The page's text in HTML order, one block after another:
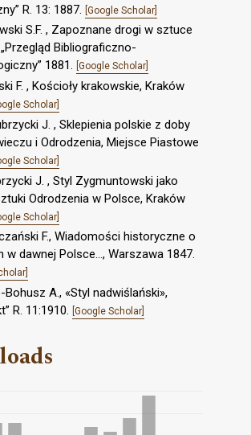
R. 13: 1887.
[Google Scholar]
S.F. , Zapoznane drogi w sztuce
Bibliograficzno-
1881. [Google Scholar]
F. , Kościoły krakowskie, Kraków
Scholar]
J. , Sklepienia polskie z doby
i Odrodzenia, Miejsce Piastowe
Scholar]
J. , Styl Zygmuntowski jako
Odrodzenia w Polsce, Kraków
Scholar]
F., Wiadomości historyczne o
w dawnej Polsce..., Warszawa 1847.
A., «Styl nadwiślański»,
R. 11:1910. [Google Scholar]